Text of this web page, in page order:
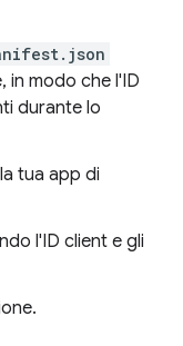
in modo che l'ID
durante lo
tua app di
l'ID client e gli